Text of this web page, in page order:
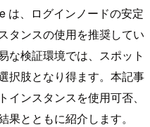
は、ログインノードの安定
タンスの使用を推奨してい
な検証環境では、スポット
択肢となり得ます。本記事
ンスタンスを使用可否、
とともに紹介します。